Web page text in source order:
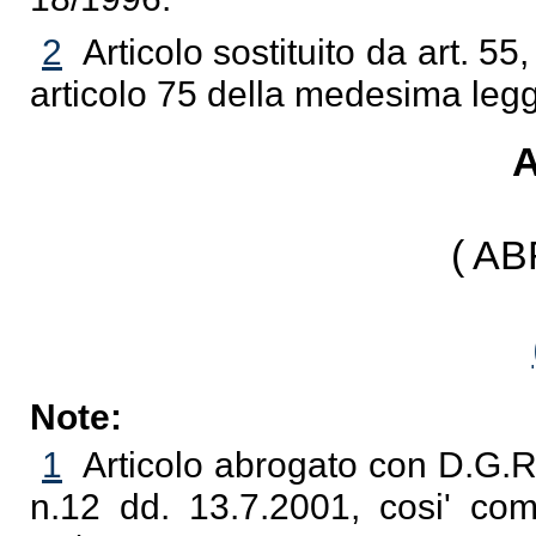
2 Articolo sostituito da art.
articolo 75 della medesima
(
Note:
1 Articolo abrogato con
n.12 dd. 13.7.2001, cosi'